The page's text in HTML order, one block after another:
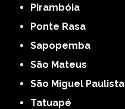
Pirambóia
Ponte Rasa
Sapopemba
São Mateus
São Miguel Paulista
Tatuapé